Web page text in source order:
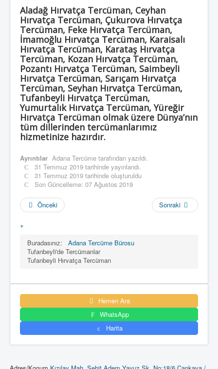
Aladağ Hırvatça Tercüman, Ceyhan
Hırvatça Tercüman, Çukurova Hırvatça
Tercüman, Feke Hırvatça Tercüman,
İmamoğlu Hırvatça Tercüman, Karaisalı
Hırvatça Tercüman, Karataş Hırvatça
Tercüman, Kozan Hırvatça Tercüman,
Pozantı Hırvatça Tercüman, Saimbeyli
Hırvatça Tercüman, Sarıçam Hırvatça
Tercüman, Seyhan Hırvatça Tercüman,
Tufanbeyli Hırvatça Tercüman,
Yumurtalık Hırvatça Tercüman, Yüreğir
Hırvatça Tercüman olmak üzere Dünya’nın
tüm dillerinden tercümanlarımız
hizmetinize hazırdır.
Ayrıntılar Adana Tercüme tarafından yazıldı.
31 Temmuz 2019 tarihinde yayınlandı.
31 Temmuz 2019 tarihinde oluşturuldu
Son Güncelleme: 07 Ağustos 2019
Önceki Sonraki
+
Buradasınız:
Adana Tercüme Bürosu
Tufanbeyli'de Tercümanlar
Tufanbeyli Hırvatça Tercüman
Hemen Ara
WhatsApp
Harita